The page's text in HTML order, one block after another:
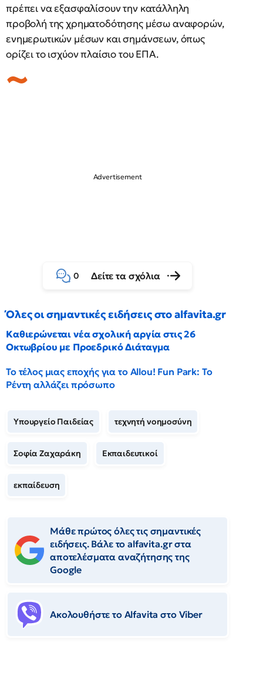
πρέπει να εξασφαλίσουν την κατάλληλη
προβολή της χρηματοδότησης μέσω αναφορών,
ενημερωτικών μέσων και σημάνσεων, όπως
ορίζει το ισχύον πλαίσιο του ΕΠΑ.
0 Δείτε τα σχόλια
Όλες οι σημαντικές ειδήσεις στο alfavita.gr
Καθιερώνεται νέα σχολική αργία στις 26
Οκτωβρίου με Προεδρικό Διάταγμα
Το τέλος μιας εποχής για το Allou! Fun Park: Το
Ρέντη αλλάζει πρόσωπο
Υπουργείο Παιδείας τεχνητή νοημοσύνη
Σοφία Ζαχαράκη Εκπαιδευτικοί
εκπαίδευση
Μάθε πρώτος όλες τις σημαντικές
ειδήσεις. Βάλε το alfavita.gr στα
αποτελέσματα αναζήτησης της
Google
Ακολουθήστε το Αlfavita στο Viber